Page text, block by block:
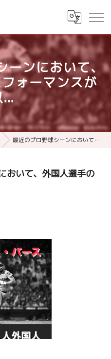
ーンにおいて、
ォーマンスが
最近のプロ野球シーンにおいて、外国人選手のパフォーマンスが以...
おいて、外国人選手の